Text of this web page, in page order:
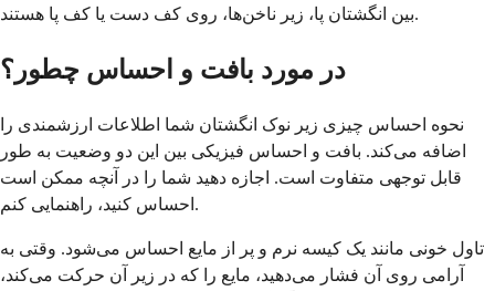
بین انگشتان پا، زیر ناخن‌ها، روی کف دست یا کف پا هستند.
در مورد بافت و احساس چطور؟
نحوه احساس چیزی زیر نوک انگشتان شما اطلاعات ارزشمندی را
اضافه می‌کند. بافت و احساس فیزیکی بین این دو وضعیت به طور
قابل توجهی متفاوت است. اجازه دهید شما را در آنچه ممکن است
احساس کنید، راهنمایی کنم.
تاول خونی مانند یک کیسه نرم و پر از مایع احساس می‌شود. وقتی به
آرامی روی آن فشار می‌دهید، مایع را که در زیر آن حرکت می‌کند،